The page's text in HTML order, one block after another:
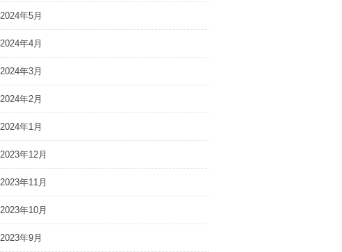
2024年5月
2024年4月
2024年3月
2024年2月
2024年1月
2023年12月
2023年11月
2023年10月
2023年9月